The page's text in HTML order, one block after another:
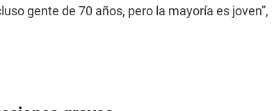
gente de 70 años, pero la mayoría es joven”,